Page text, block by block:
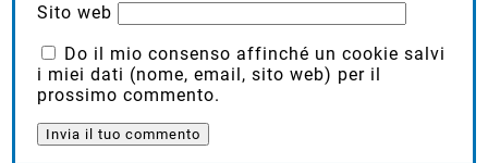
Sito web
Do il mio consenso affinché un cookie salvi
i miei dati (nome, email, sito web) per il
prossimo commento.